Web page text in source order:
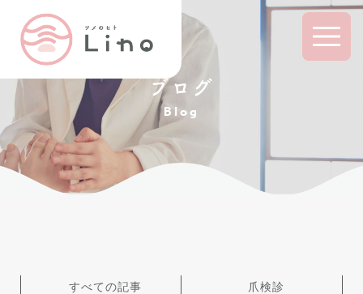
ブログ
Blog
すべての記事 爪検診